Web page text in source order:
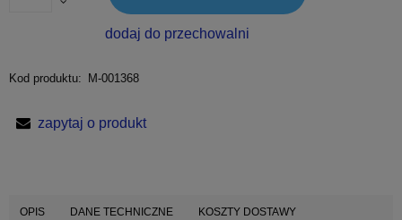
dodaj do przechowalni
Kod produktu: M-001368
zapytaj o produkt
OPIS DANE TECHNICZNE KOSZTY DOSTAWY